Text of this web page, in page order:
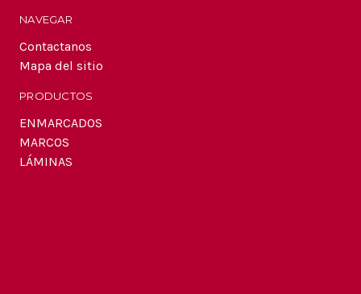
NAVEGAR
Contactanos
Mapa del sitio
PRODUCTOS
ENMARCADOS
MARCOS
LÁMINAS